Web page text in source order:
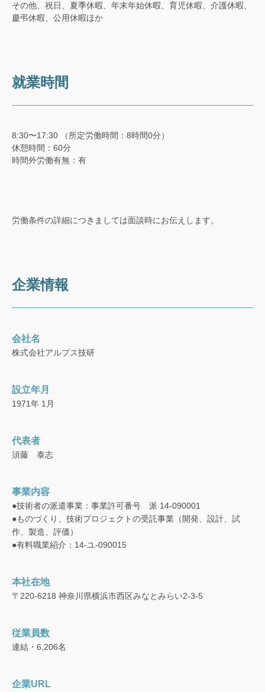
その他、祝日、夏季休暇、年末年始休暇、育児休暇、介護休暇、
慶弔休暇、公用休暇ほか
就業時間
8:30〜17:30 （所定労働時間：8時間0分）
休憩時間：60分
時間外労働有無：有
労働条件の詳細につきましては面談時にお伝えします。
企業情報
会社名
株式会社アルプス技研
設立年月
1971年 1月
代表者
須藤 泰志
事業内容
●技術者の派遣事業：事業許可番号 派 14-090001
●ものづくり、技術プロジェクトの受託事業（開発、設計、試
作、製造、評価）
●有料職業紹介：14-ユ-090015
本社在地
〒220-6218 神奈川県横浜市西区みなとみらい2-3-5
従業員数
連結・6,206名
企業URL